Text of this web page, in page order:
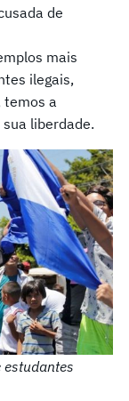
de
mais
ilegais,
temos a
liberdade.